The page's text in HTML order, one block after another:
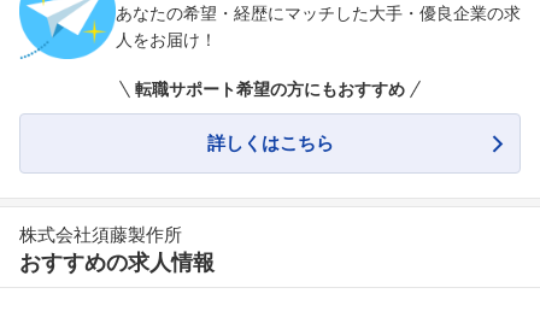
あなたの希望・経歴にマッチした大手・優良企業の求
人をお届け！
転職サポート希望の方にもおすすめ
詳しくはこちら
株式会社須藤製作所
おすすめの求人情報